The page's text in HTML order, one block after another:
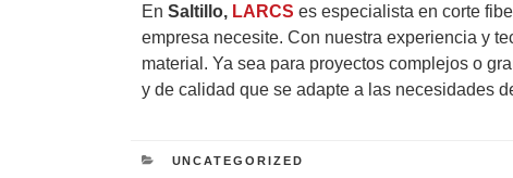
En Saltillo, LARCS es especialista en corte
empresa necesite. Con nuestra experiencia y
material. Ya sea para proyectos complejos o
y de calidad que se adapte a las necesidades
CATEGORÍAS
UNCATEGORIZED